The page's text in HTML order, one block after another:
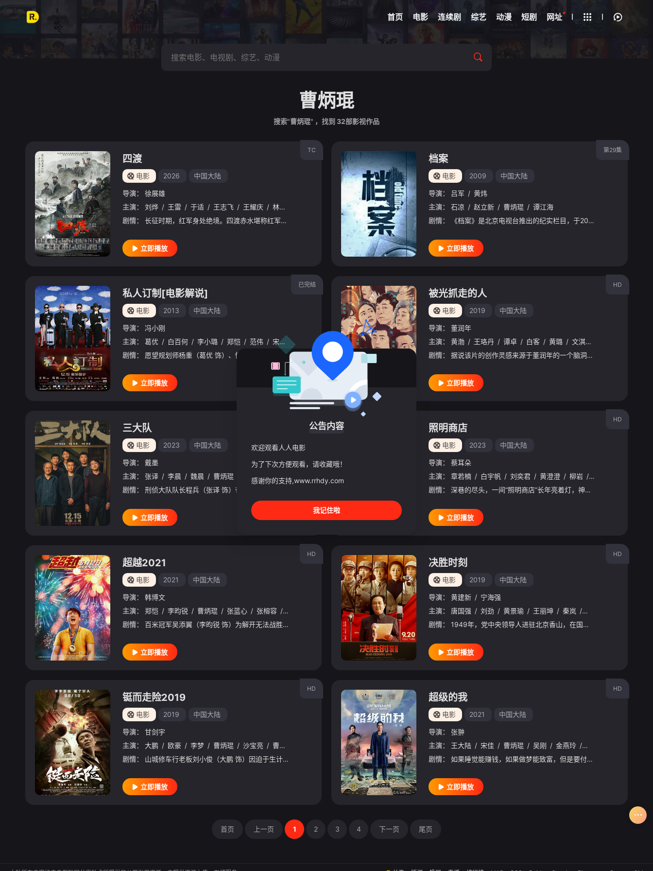
首页 电影 连续剧 综艺 动漫 短剧 网址+
网球 脑洞悬疑
曹炳琨
搜索"曹炳琨" ，找到 32部影视作品
TC
四渡
电影 2026 中国大陆
导演：
徐展雄
主演：
刘烨 / 王雷 / 于适 / 王志飞 / 王耀庆 / 林永健 张俪 / 袁文康 / 许魏洲 / 李九霄 / 蓝盈莹 / 曹炳琨 / 王雨甜 / 王天辰
剧情：
长征时期，红军身处绝境。四渡赤水堪称红军的绝地反击之战。在毛泽东（刘烨 饰）的带领下，红军一渡赤水时形势所迫、实属无奈；二渡赤水出其不意，打了敌人个措手不及；三渡赤水堪称精妙之笔，尽显战略智慧；四渡赤
立即播放
第29集
档案
电影 2009 中国大陆
导演： 吕军 / 黄炜
主演：
石凉 / 赵立新 / 曹炳琨 / 谭江海
剧情：
《档案》是北京电视台推出的纪实栏目，于2009年2月4日开播。节目定位为演播室节目，由一个特定的，极具个性化的讲述者（主持人）现场讲述和展示为基本形态，节目形式以案件和事件现场实录回放为线索，首次披露
立即播放
已完结
私人订制[电影解说]
电影 2013 中国大陆
导演：
冯小刚
主演：
葛优 / 白百何 / 李小璐 / 郑恺 / 范伟 / 宋丹丹 李诚儒 / 苗圃 / 杜家毅 / 梁天 / 李咏 关晓彤 / 曹炳琨 / 成龙 / 王宝强
剧情：
愿望规划师杨重（葛优 饰）、情境设计师小白（白百何 饰）、梦境重建师小璐（李小璐 饰）与心灵麻醉师马青（郑恺 饰）四人组成的公司“私人订制”，以“替他人圆梦”为自身业务，专门为不同客户量身订制“圆梦方
立即播放
HD
被光抓走的人
电影 2019 中国大陆
导演：
董润年
主演：
黄渤 / 王珞丹 / 谭卓 / 白客 / 黄璐 / 文淇 /
剧情：
据说该片的创作灵感来源于董润年的一个脑洞：“如果有一道神秘的光把一部分人抓走，社会的平静与法则被打破，我们该怎么办？” 在导演的脑洞中，光代表什么？为什么人会被光抓走？谁会被光抓走？留下来的人要怎么办
立即播放
三大队
电影 2023 中国大陆
导演：
戴墨
主演：
张译 / 李晨 / 魏晨 / 曹炳琨 王骁 / 张子贤 / 高叶 张本煜 / 王雨甜 / 王双宝 / 张祎曈 / 冯兵 /
剧情：
立即播放
HD
照明商店
电影 2023 中国大陆
导演：
蔡耳朵
主演：
章若楠 / 白宇帆 / 刘奕君 / 黄澄澄 / 柳岩 / 张琪
剧情：
深巷的尽头，一间“照明商店”长年亮着灯，神秘的老板（刘奕君 饰）细心擦拭着每一个灯泡，形形色色的客人络绎不绝。护士许念（章若楠 饰）和男友郑满（白宇帆 饰）新搬进了商店附近的公寓。她渐渐发现，这里的每
立即播放
HD
超越2021
电影 2021 中国大陆
导演：
韩博文
主演：
郑恺 / 李昀锐 / 曹炳琨 / 张蓝心 / 张榕容 / 李晨
李宁
剧情：
百米冠军吴添翼（李昀锐 饰）为解开无法战胜老飞人郝超越（郑恺 饰）的心结而返乡，不料郝超越早已沉沦，逃避最爱的跑步事业，更处心积虑利用吴添翼谋利。师兄弟二人的较量从回忆中的跑道延伸进现实生活，历经误会
立即播放
HD
决胜时刻
电影 2019 中国大陆
导演： 黄建新 / 宁海强
主演：
唐国强 / 刘劲 / 黄景瑜 / 王丽坤 / 秦岚 / 林永健
剧情：
1949年，党中央领导人进驻北京香山，在国共和谈破裂的千钧一发之际，全力筹划建立新中国。
立即播放
HD
铤而走险2019
电影 2019 中国大陆
导演：
甘剑宇
主演：
大鹏 / 欧豪 / 李梦 / 曹炳琨 / 沙宝亮 / 曹卫宇 / 张宁江 / 夏恩 / 李晟烨
剧情：
山城修车行老板刘小俊（大鹏 饰）因迫于生计倒卖黑车，却意外发现了被困于后备箱中的小女孩奇奇。随着奇奇（乌兰托雅·朵 饰），兄弟夏西（欧豪 饰）与夏涛（沙宝亮 饰）、舞女（李梦 饰） 、二手车贩（曹炳琨
立即播放
HD
超级的我
电影 2021 中国大陆
导演：
张翀
主演：
王大陆 / 宋佳 / 曹炳琨 / 吴刚 / 金燕玲 / 金士杰
剧情：
如果睡觉能赚钱，如果做梦能致富，但是要付出代价，你加入吗？
立即播放
首页 上一页 1 2 3 4 下一页 尾页
公告内容
欢迎观看人人电影
为了下次方便观看，请收藏哦！
感谢你的支持,www.rrhdy.com
我记住啦